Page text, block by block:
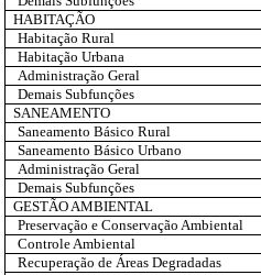
HABITAÇÃO
Habitação Rural
Habitação Urbana
Administração Geral
Demais Subfunções
SANEAMENTO
Saneamento Básico Rural
Saneamento Básico Urbano
Administração Geral
Demais Subfunções
GESTÃO AMBIENTAL
Preservação e Conservação Ambiental
Controle Ambiental
Recuperação de Áreas Degradadas